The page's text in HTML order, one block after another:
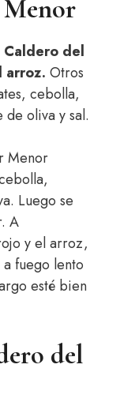
del
arroz. Otros
cebolla,
oliva y sal.
Menor
Luego se
A
y el arroz,
fuego lento
esté bien
del